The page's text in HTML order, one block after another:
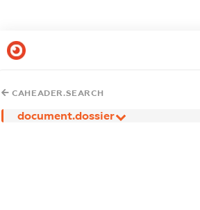
CAHEADER.SEARCH
document.dossier